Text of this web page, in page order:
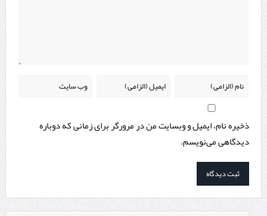
ذخیره نام، ایمیل و وبسایت من در مرورگر برای زمانی که دوباره
دیدگاهی می‌نویسم.